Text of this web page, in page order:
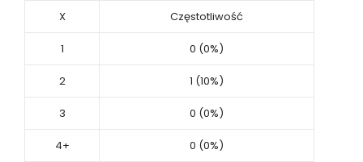
X Częstotliwość
1 0 (0%)
2 1 (10%)
3 0 (0%)
4+ 0 (0%)